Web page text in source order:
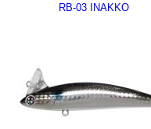
RB-03 INAKKO